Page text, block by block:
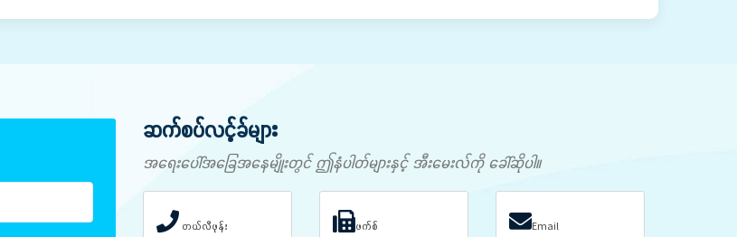
ဆက်စပ်လင့်ခ်များ
အရေးပေါ်အခြေအနေမျိုးတွင် ဤနံပါတ်များနှင့် အီးမေးလ်ကို ခေါ်ဆိုပါ။
တယ်လီဖုန်း ဖက်စ် Email